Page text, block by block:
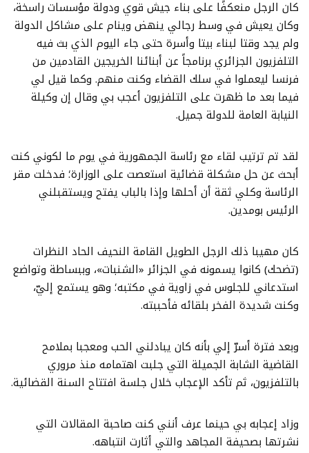
كان الرجل منعكفًا على بناء جيش قوي ودولة مؤسسات راسخة،
وكان يعيش في وسط رجالي ينهض وينام على مشاكل الدولة
ولم يجد وقتا لبناء بيتا وأسرة حتى جاء اليوم الذي بث فيه
التلفزيون الجزائري برنامجاً عن أبنائنا الخريجين القادمين من
فرنسا ليعملوا في سلك القضاء وكنت منهم. وكما قيل لي
فيما بعد ما ظهرت على التلفزيون أعجب بي وقال إن وكيلة
النيابة العامة للدولة جميل.
لقد تم ترتيب لقاء مع رئاسة الجمهورية في يوم ما لكوني كنت
أبحث عن حل مشكلة قضائية استعصت على الوزارة؛ فدخلت مقر
الرئاسة وكلي ثقة أن أحلها وإذا بالباب يفتح ويستقبلني
الرئيس بومدين.
كان مهيبا ذلك الرجل الطويل القامة النحيف الحاد النظرات
(تضحك) كانوا يسمونه في الجزائر «الشنبات»، وببساطة وتواضع
استدعاني للجلوس في زاوية في مكتبه؛ وهو يستمع إليّ،
وكنت شديدة الفخر بلقائه فأحببته.
وبعد فترة أسرّ إلي بأنه كان يبادلني الحب ومعجبا بملامح
القاضية الشابة الجميلة التي جلبت اهتمامه منذ مروري
بالتلفزيون، ثم تأكد الإعجاب خلال جلسة افتتاح السنة القضائية.
وزاد إعجابه بي حينما عرف أنني كنت صاحبة المقالات التي
نشرتها بصحيفة المجاهد والتي أثارت انتباهه.